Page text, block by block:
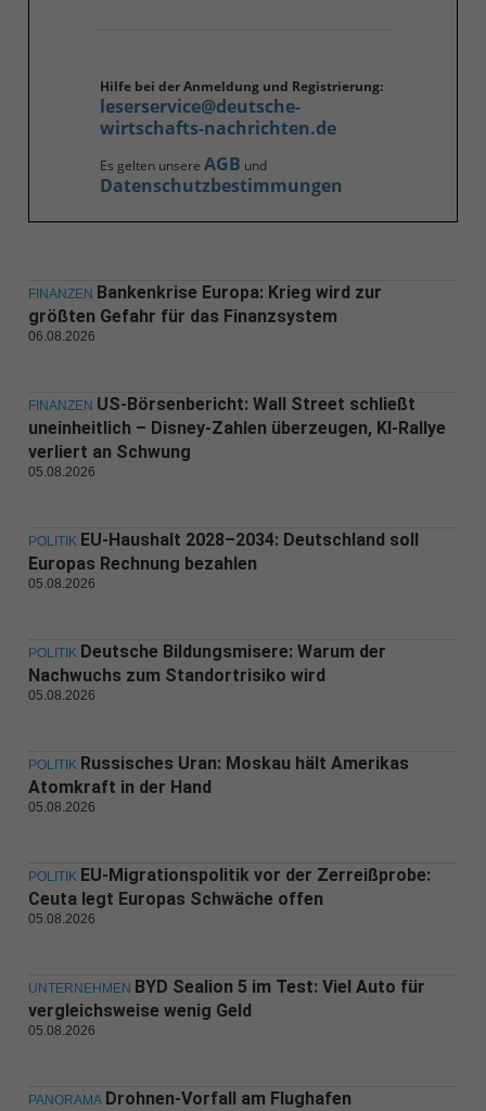
Hilfe bei der Anmeldung und Registrierung:
leserservice@deutsche-
wirtschafts-nachrichten.de
Es gelten unsere AGB und
Datenschutzbestimmungen
FINANZEN Bankenkrise Europa: Krieg wird zur
größten Gefahr für das Finanzsystem
06.08.2026
FINANZEN US-Börsenbericht: Wall Street schließt
uneinheitlich – Disney-Zahlen überzeugen, KI-Rallye
verliert an Schwung
05.08.2026
POLITIK EU-Haushalt 2028–2034: Deutschland soll
Europas Rechnung bezahlen
05.08.2026
POLITIK Deutsche Bildungsmisere: Warum der
Nachwuchs zum Standortrisiko wird
05.08.2026
POLITIK Russisches Uran: Moskau hält Amerikas
Atomkraft in der Hand
05.08.2026
POLITIK EU-Migrationspolitik vor der Zerreißprobe:
Ceuta legt Europas Schwäche offen
05.08.2026
UNTERNEHMEN BYD Sealion 5 im Test: Viel Auto für
vergleichsweise wenig Geld
05.08.2026
PANORAMA Drohnen-Vorfall am Flughafen